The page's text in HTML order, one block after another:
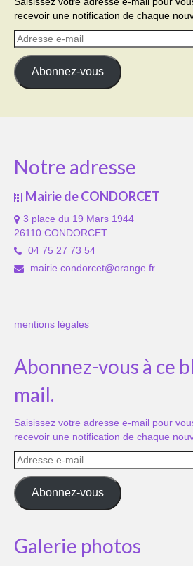
recevoir une notification de chaque
Adresse
e-
mail
Abonnez-vous
Notre adresse
Mairie de CONDORCET
3 place du 19 Mars 1944
26110 CONDORCET
04 75 27 73 54
mairie.condorcet@orange.fr
mentions légales
Abonnez-vous à ce
mail.
Saisissez votre adresse e-mail pour
recevoir une notification de chaque
Adresse
e-
mail
Abonnez-vous
Galerie photos